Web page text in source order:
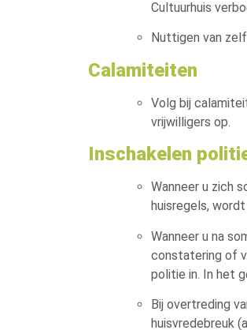
Cultuurhuis
Nuttigen van
Calamiteiten
Volg bij
vrijwilligers op.
Inschakelen
Wanneer u zich
huisregels,
Wanneer u na
constatering of
politie in. In het
Bij overtreding
huisvredebreuk